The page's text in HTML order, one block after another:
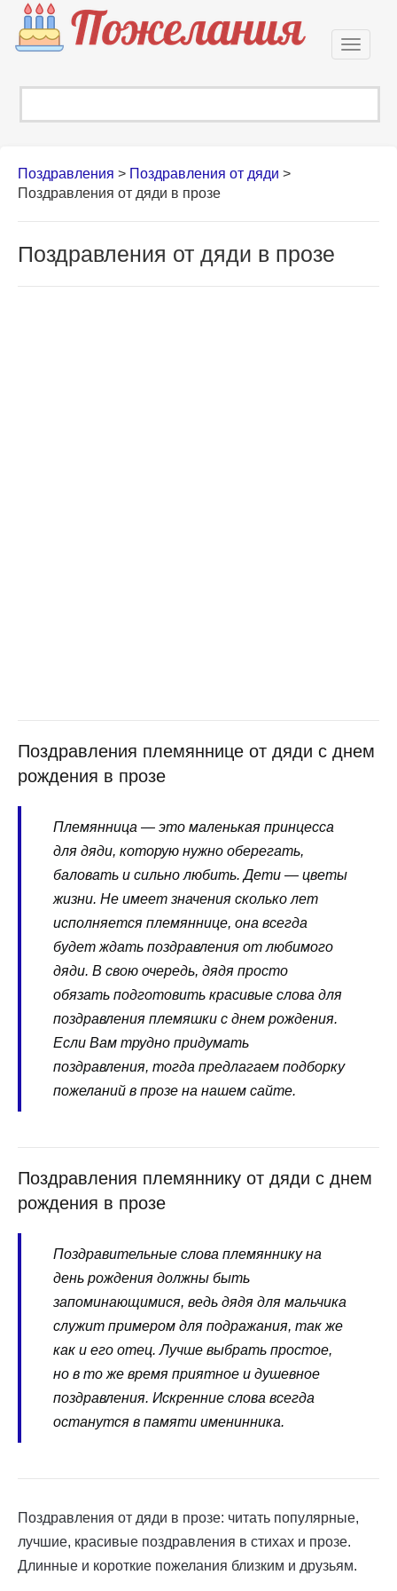
Поздравления > Поздравления от дяди >
Поздравления от дяди в прозе
Поздравления от дяди в прозе
Поздравления племяннице от дяди с днем
рождения в прозе
Племянница — это маленькая принцесса
для дяди, которую нужно оберегать,
баловать и сильно любить. Дети — цветы
жизни. Не имеет значения сколько лет
исполняется племяннице, она всегда
будет ждать поздравления от любимого
дяди. В свою очередь, дядя просто
обязать подготовить красивые слова для
поздравления племяшки с днем рождения.
Если Вам трудно придумать
поздравления, тогда предлагаем подборку
пожеланий в прозе на нашем сайте.
Поздравления племяннику от дяди с днем
рождения в прозе
Поздравительные слова племяннику на
день рождения должны быть
запоминающимися, ведь дядя для мальчика
служит примером для подражания, так же
как и его отец. Лучше выбрать простое,
но в то же время приятное и душевное
поздравления. Искренние слова всегда
останутся в памяти именинника.
Поздравления от дяди в прозе: читать популярные,
лучшие, красивые поздравления в стихах и прозе.
Длинные и короткие пожелания близким и друзьям.